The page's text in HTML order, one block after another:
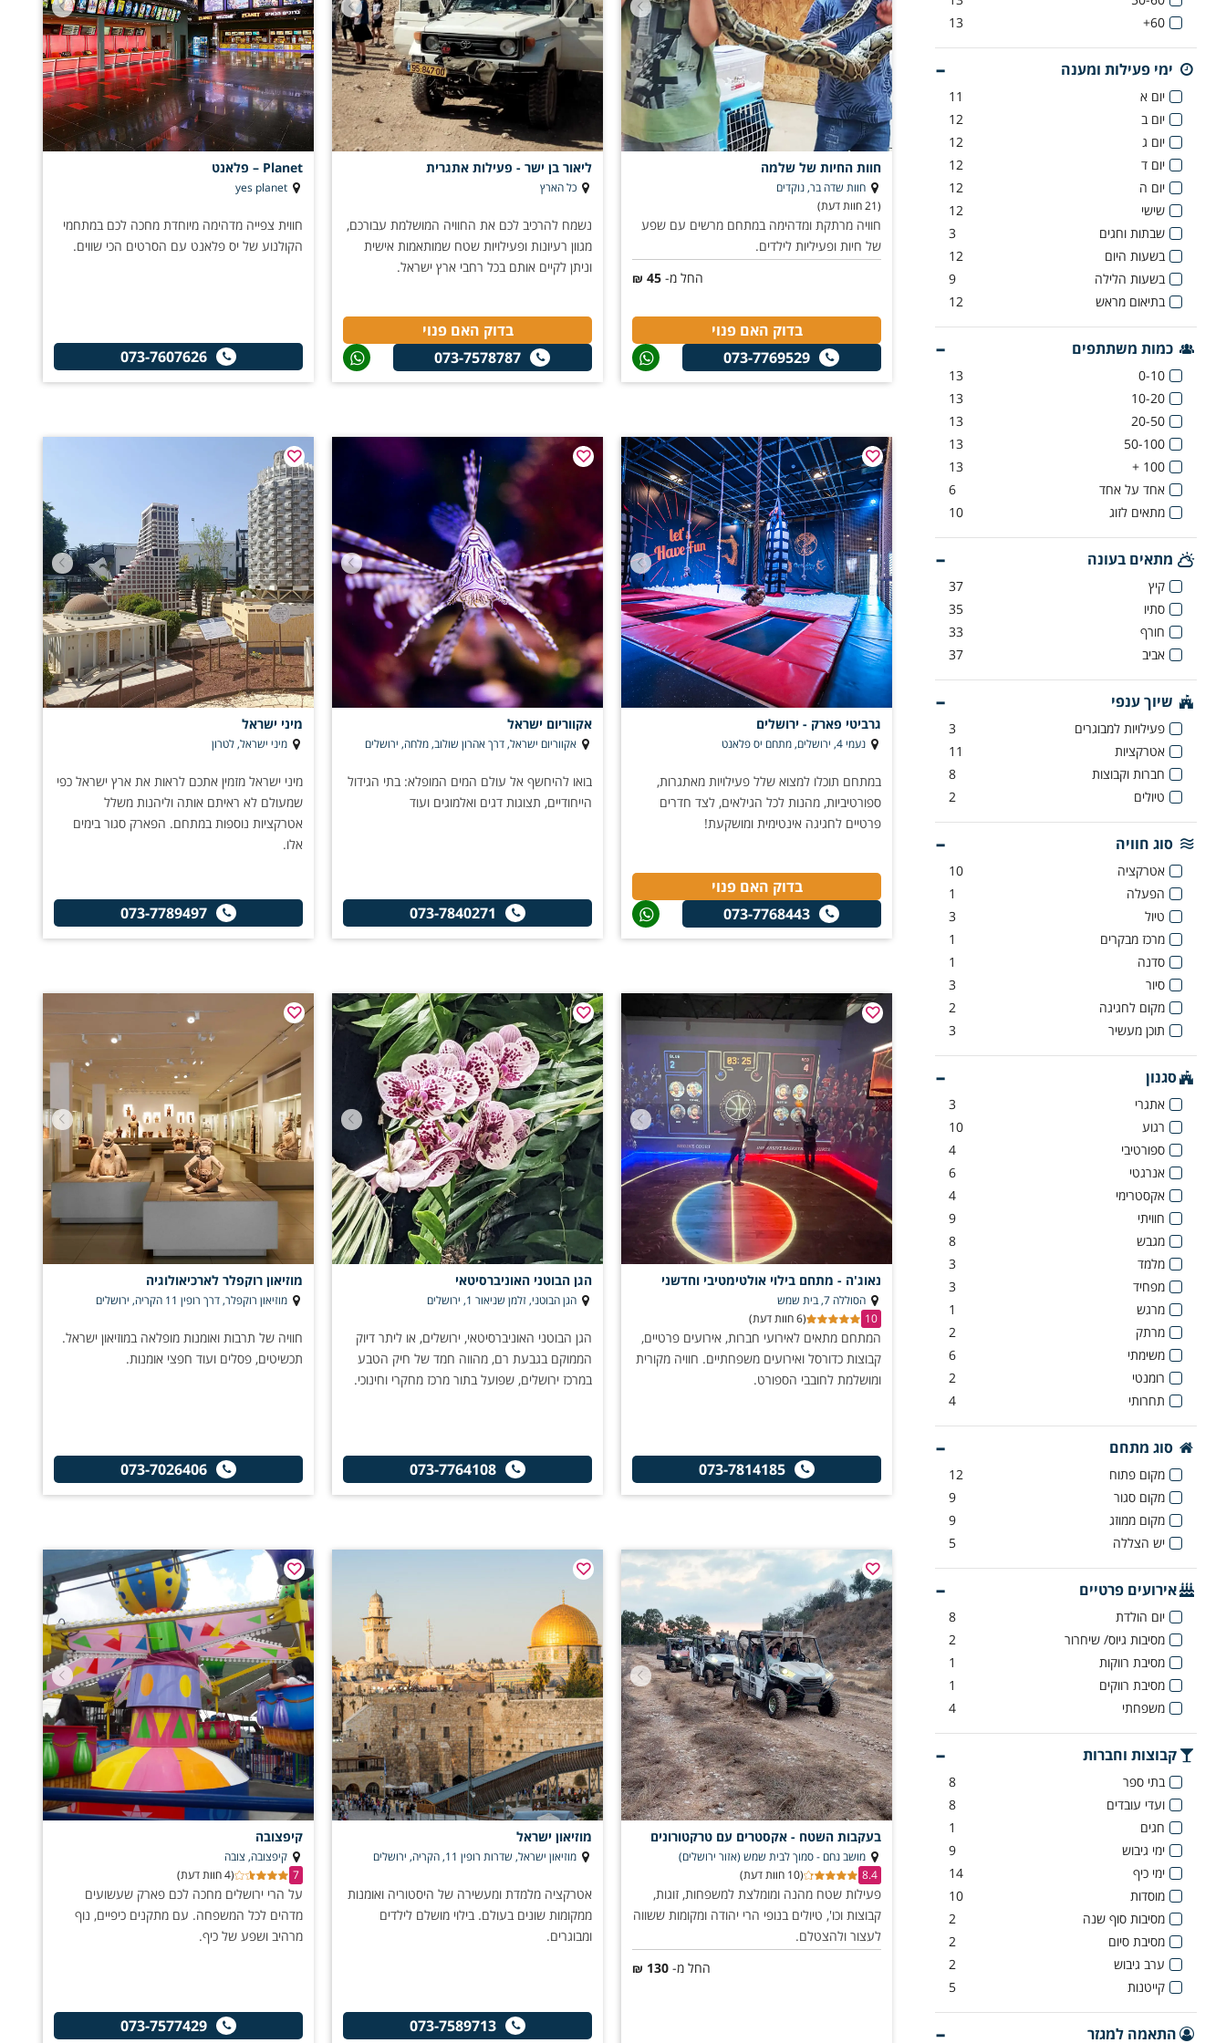
חוות החיות של שלמה
חוות שדה בר, נוקדים
(21 חוות דעת)
חוויה מרתקת ומדהימה במתחם מרשים עם שפע
של חיות ופעיליות לילדים.
החל מ- 45
₪
בדוק האם פנוי
073-7769529
ליאור בן ישר - פעילות אתגרית
כל הארץ
נשמח להרכיב לכם את החוויה המושלמת עבורכם,
מגוון רעיונות ופעילויות שטח שמותאמות אישית
וניתן לקיים אותם בכל רחבי ארץ ישראל.
בדוק האם פנוי
073-7578787
Planet – פלאנט
yes planet
חווית צפייה מדהימה מיוחדת מחכה לכם במתחמי
הקולנוע של יס פלאנט עם הסרטים הכי שווים.
073-7607626
גרביטי פארק - ירושלים
נעמי 4, ירושלים, מתחם יס פלאנט
במתחם תוכלו למצוא שלל פעילויות מאתגרות,
ספורטיביות, מהנות לכל הגילאים, לצד חדרים
פרטיים לחגיגה אינטימית ומושקעת!
בדוק האם פנוי
073-7768443
אקווריום ישראל
אקווריום ישראל, דרך אהרון שולוב, מלחה, ירושלים
בואו להיחשף אל עולם המים המופלא: בתי הגידול
הייחודיים, תצוגות דגים ואלמוגים ועוד
073-7840271
מיני ישראל
מיני ישראל, לטרון
מיני ישראל מזמין אתכם לראות את ארץ ישראל כפי
שמעולם לא ראיתם אותה וליהנות משלל
אטרקציות נוספות במתחם. הפארק סגור בימים
אלו.
073-7789497
נאוג'ה - מתחם בילוי אולטימטיבי וחדשני
הסוללה 7, בית שמש
10
(6 חוות דעת)
המתחם מתאים לאירועי חברות, אירועים פרטיים,
קבוצות כדורסל ואירועים משפחתיים. חוויה מקורית
ומושלמת לחובבי הספורט.
073-7814185
הגן הבוטני האוניברסיטאי
הגן הבוטני, זלמן שניאור 1, ירושלים
הגן הבוטני האוניברסיטאי, ירושלים, או ליתר דיוק
הממוקם בגבעת רם, מהווה חמד של חיק הטבע
במרכז ירושלים, שפועל בתור מרכז מחקרי וחינוכי.
073-7764108
מוזיאון רוקפלר לארכיאולוגיה
מוזיאון רוקפלר, דרך רופין 11 הקריה, ירושלים
חוויה של תרבות ואומנות מופלאה במוזיאון ישראל.
תכשיטים, פסלים ועוד חפצי אומנות.
073-7026406
בעקבות השטח - אקסטרים עם טרקטורונים
מושב נחם - סמוך לבית שמש (אזור ירושלים)
8.4
(10 חוות דעת)
פעילות שטח מהנה ומומלצת למשפחות, זוגות,
קבוצות וכו', טיולים בנופי הרי יהודה ומקומות ששווה
לעצור ולהצטלם.
החל מ- 130
₪
מוזיאון ישראל
מוזיאון ישראל, שדרות רופין 11, הקריה, ירושלים
אטרקציה מלמדת ומעשירה של היסטוריה ואומנות
ממקומות שונים בעולם. בילוי מושלם לילדים
ומבוגרים.
073-7589713
קיפצובה
קיפצובה, צובה
7
(4 חוות דעת)
על הרי ירושלים מחכה לכם פארק שעשועים
מדהים לכל המשפחה. עם מתקנים כיפיים, נוף
מרהיב ושפע של כיף.
073-7577429
60+
13
ימי פעילות ומענה
יום א
11
יום ב
12
יום ג
12
יום ד
12
יום ה
12
שישי
12
שבתות וחגים
3
בשעות היום
12
בשעות הלילה
9
בתיאום מראש
12
כמות משתתפים
0-10
13
10-20
13
20-50
13
50-100
13
100 +
13
אחד על אחד
6
מתאים לזוג
10
מתאים בעונה
קיץ
37
סתיו
35
חורף
33
אביב
37
שיוך ענפי
פעילויות למבוגרים
3
אטרקציות
11
חברות וקבוצות
8
טיולים
2
סוג חוויה
אטרקציה
10
הפעלה
1
טיול
3
מרכז מבקרים
1
סדנה
1
סיור
3
מקום לחגיגה
2
תוכן מעשיר
3
סגנון
אתגרי
3
רגוע
10
ספורטיבי
4
אנרגטי
6
אקסטרימי
4
חוויתי
9
מגבש
8
מלמד
3
מפחיד
3
מרגש
1
מרתק
2
משימתי
6
רומנטי
2
תחרותי
4
סוג מתחם
מקום פתוח
12
מקום סגור
9
מקום ממוזג
9
יש הצללה
5
אירועים פרטיים
יום הולדת
8
מסיבות גיוס/ שיחרור
2
מסיבת רווקות
1
מסיבת רווקים
1
משפחתי
4
קבוצות וחברות
בתי ספר
8
ועדי עובדים
8
חגים
1
ימי גיבוש
9
ימי כיף
14
מוסדות
10
מסיבות סוף שנה
2
מסיבת סיום
2
ערב גיבוש
2
קייטנות
5
התאמה למגזר